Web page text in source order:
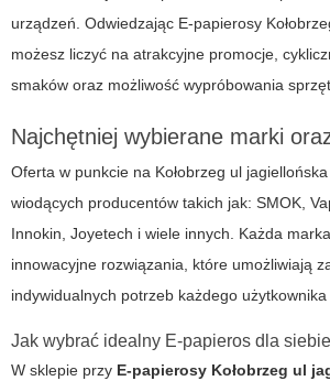
urządzeń. Odwiedzając E-papierosy
możesz liczyć na atrakcyjne promocje,
smaków oraz możliwość wypróbowania
Najchętniej wybierane marki
Oferta w punkcie na Kołobrzeg ul jagiellońska
wiodących producentów takich jak: SMOK,
Innokin, Joyetech i wiele innych. Każda
innowacyjne rozwiązania, które umożliwiają
indywidualnych potrzeb każdego użytkownika
Jak wybrać idealny E-papieros dla
W sklepie przy E-papierosy Kołobrzeg ul